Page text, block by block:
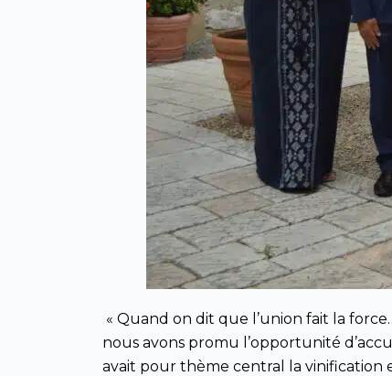
« Quand on dit que l’union fait la
nous avons promu l’opportunité
avait pour thème central la vinification